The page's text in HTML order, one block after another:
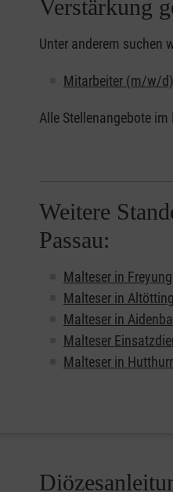
Verstärkung
Unter anderem suchen
Mitarbeiter (m/w/
Alle Stellenangebote
Weitere
Passau:
Malteser in Freyung
Malteser in Altötting
Malteser in
Malteser
Malteser in